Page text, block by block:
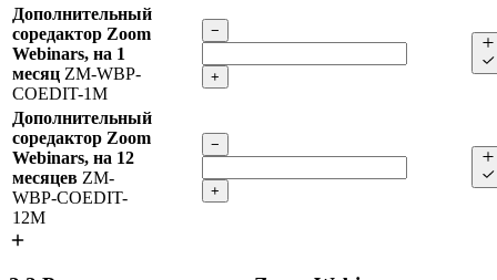
Дополнительный
соредактор Zoom
Webinars, на 1
месяц ZM-WBP-
COEDIT-1M
−
+
Дополнительный
соредактор Zoom
Webinars, на 12
месяцев ZM-
WBP-COEDIT-
12M
−
+